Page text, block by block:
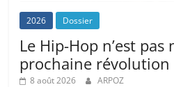
2026 Dossier
Le Hip-Hop n’est
prochaine révolution
8 août 2026 ARPOZ